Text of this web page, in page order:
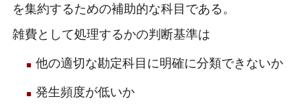
を集約するための補助的な科目である。
雑費として処理するかの判断基準は
他の適切な勘定科目に明確に分類できないか
発生頻度が低いか